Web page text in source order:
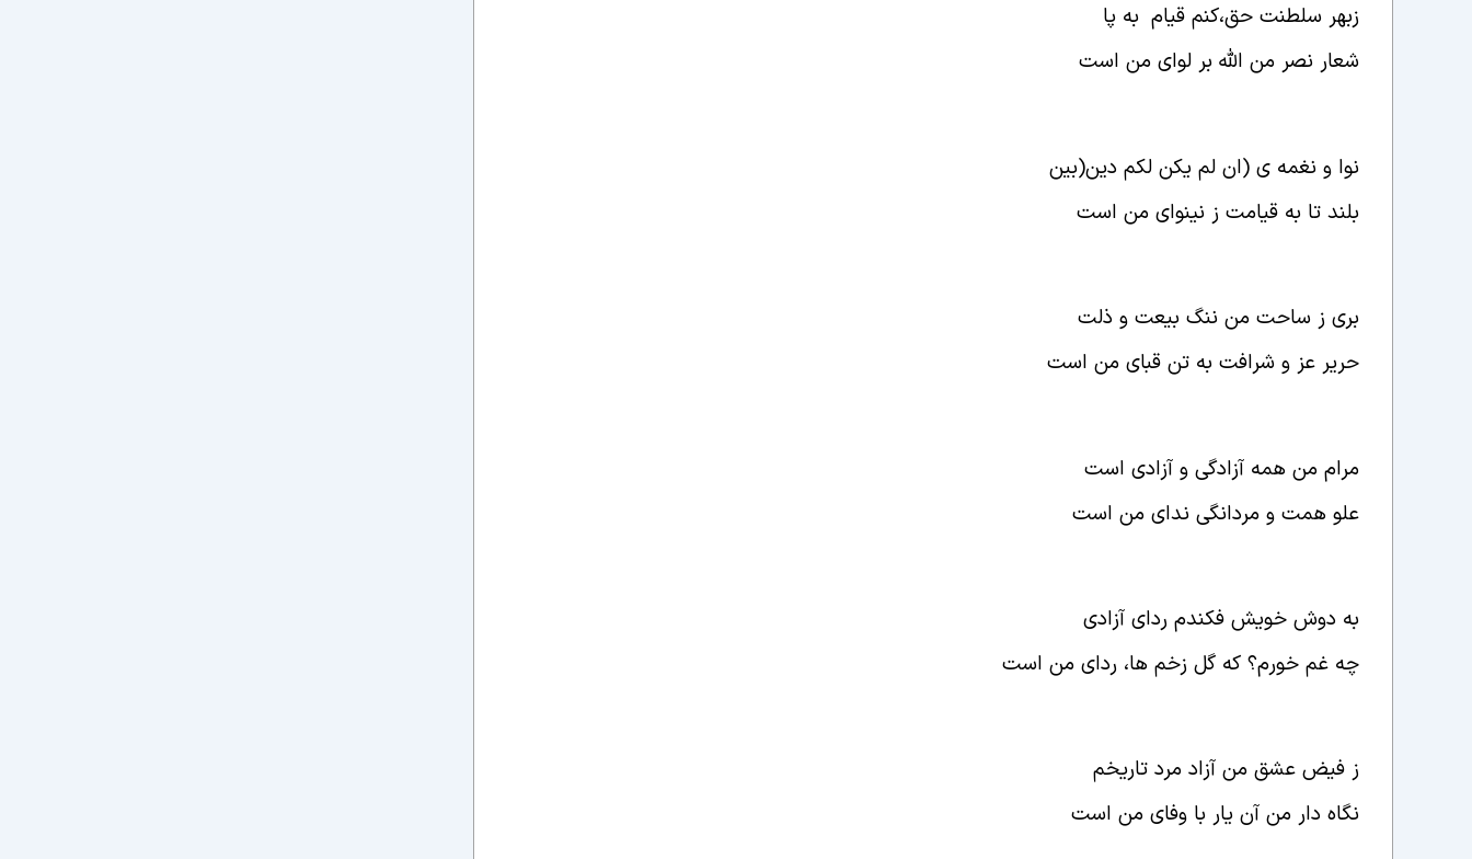
زبهر سلطنت حق،کنم قیام به پا
شعار نصر من الله بر لوای من است
نوا و نغمه ی (ان لم یکن لکم دین(بین
بلند تا به قیامت ز نینوای من است
بری ز ساحت من ننگ بیعت و ذلت
حریر عز و شرافت به تن قبای من است
مرام من همه آزادگی و آزادی است
علو همت و مردانگی ندای من است
به دوش خویش فکندم ردای آزادی
چه غم خورم؟ که گل زخم ها، ردای من است
ز فیض عشق من آزاد مرد تاریخم
نگاه دار من آن یار با وفای من است